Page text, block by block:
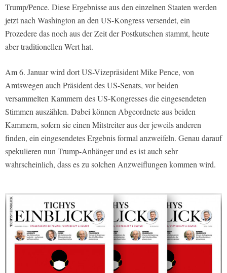
Trump/Pence. Diese Ergebnisse aus den einzelnen Staaten werden
jetzt nach Washington an den US-Kongress versendet, ein
Prozedere das noch aus der Zeit der Postkutschen stammt, heute
aber traditionellen Wert hat.
Am 6. Januar wird dort US-Vizepräsident Mike Pence, von
Amtswegen auch Präsident des US-Senats, vor beiden
versammelten Kammern des US-Kongresses die eingesendeten
Stimmen auszählen. Dabei können Abgeordnete aus beiden
Kammern, sofern sie einen Mitstreiter aus der jeweils anderen
finden, ein eingesendetes Ergebnis formal anzweifeln. Genau darauf
spekulieren nun Trump-Anhänger und es ist auch sehr
wahrscheinlich, dass es zu solchen Anzweiflungen kommen wird.